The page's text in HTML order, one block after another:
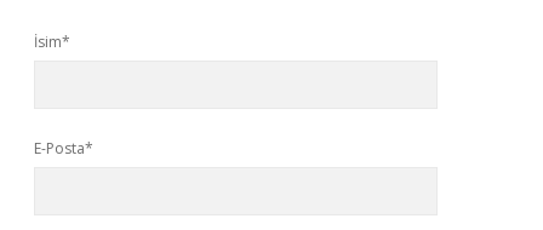
İsim*
E-Posta*